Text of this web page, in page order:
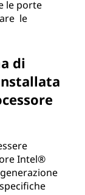
le porte
le
di
Intel®